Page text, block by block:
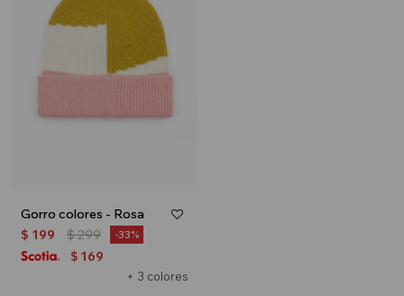
Gorro colores - Rosa
+ 3 colores
$ 199 $299 33
$ 169